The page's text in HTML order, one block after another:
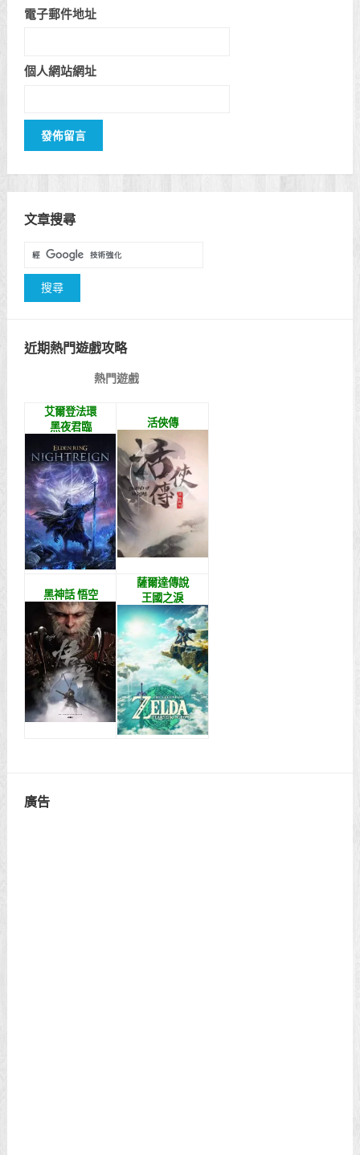
電子郵件地址
個人網站網址
文章搜尋
近期熱門遊戲攻略
熱門遊戲
艾爾登法環
黑夜君臨
活俠傳
黑神話 悟空
薩爾達傳說
王國之淚
廣告